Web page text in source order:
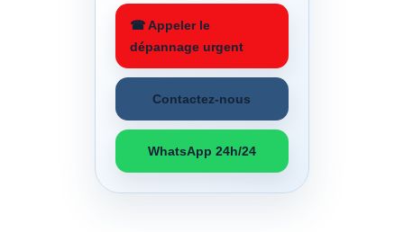
☎ Appeler le
dépannage urgent
Contactez-nous
WhatsApp 24h/24